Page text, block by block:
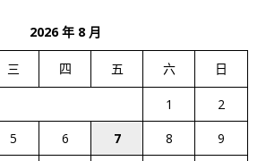
2026 年 8 月
三 四 五 六 日
1
2
5 6 7 8
9